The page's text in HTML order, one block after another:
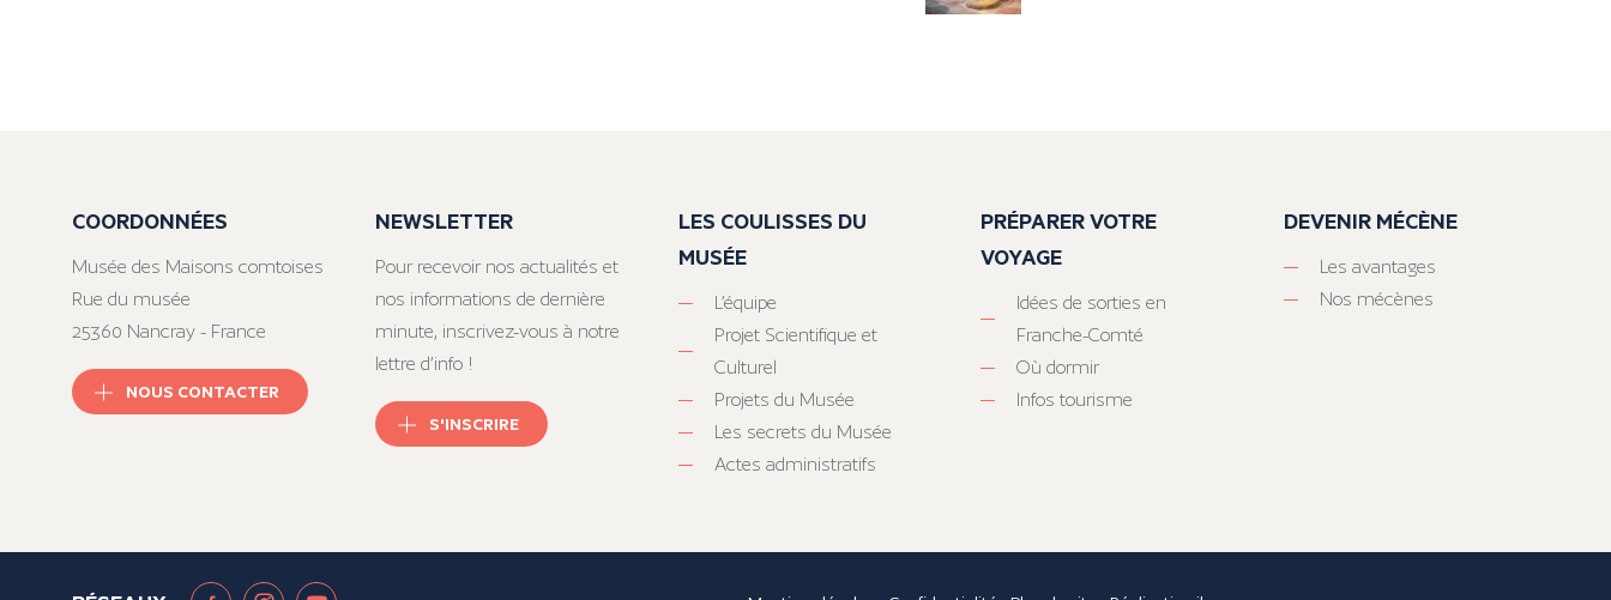
COORDONNÉES
Musée des Maisons comtoises
Rue du musée
25360 Nancray - France
NOUS CONTACTER
NEWSLETTER
Pour recevoir nos actualités et
nos informations de dernière
minute, inscrivez-vous à notre
lettre d’info !
S'INSCRIRE
LES COULISSES DU
MUSÉE
L’équipe
Projet Scientifique et
Culturel
Projets du Musée
Les secrets du Musée
Actes administratifs
PRÉPARER VOTRE
VOYAGE
Idées de sorties en
Franche-Comté
Où dormir
Infos tourisme
DEVENIR MÉCÈNE
Les avantages
Nos mécènes